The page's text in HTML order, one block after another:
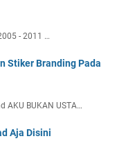
- 2011 …
Stiker Branding Pada
AKU BUKAN USTA…
Aja Disini